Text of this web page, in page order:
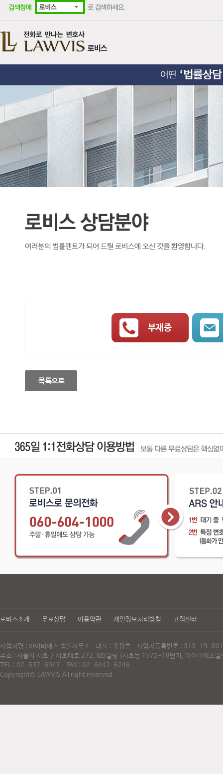
여러분의 법률멘토가 되어 드릴 로비스에 오신 것을 환영합니다.
로비스소개 무료상담 이용약관 개인정보처리방침 고객센터
사업자명 : 아이비에스 법률사무소 대표 : 유정훈 사업자등록번호 : 313-19-
주소 : 서울시 서초구 서초대로 272, IBS빌딩 (서초동 1572-18번지, 아이비에스
TEL : 02-537-6947 FAX : 02-6442-6246
Copyright© LAWVIS All right reserved